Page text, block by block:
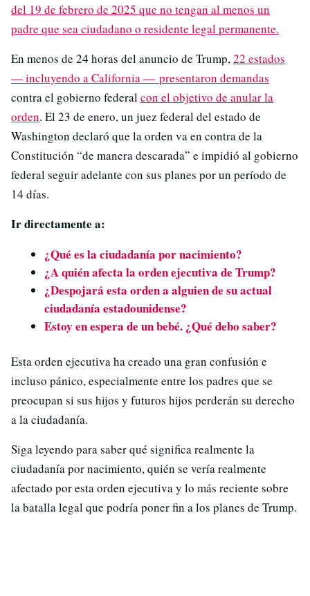
del 19 de febrero de 2025 que no tengan al menos un
padre que sea ciudadano o residente legal permanente.
En menos de 24 horas del anuncio de Trump,22 estados
— incluyendo a California — presentaron demandas
contra el gobierno federalcon el objetivo de anular la
orden. El 23 de enero, un juez federal del estado de
Washington declaró que la orden va en contra de la
Constitución “de manera descarada” e impidió al gobierno
federal seguir adelante con sus planes por un período de
14 días.
Ir directamente a:
¿Qué es la ciudadanía por nacimiento?
¿A quién afecta la orden ejecutiva de Trump?
¿Despojará esta orden a alguien de su actual
ciudadanía estadounidense?
Estoy en espera de un bebé. ¿Qué debo saber?
Esta orden ejecutiva ha creado una gran confusión e
incluso pánico, especialmente entre los padres que se
preocupan si sus hijos y futuros hijos perderán su derecho
a la ciudadanía.
Siga leyendo para saber qué significa realmente la
ciudadanía por nacimiento, quién se vería realmente
afectado por esta orden ejecutiva y lo más reciente sobre
la batalla legal que podría poner fin a los planes de Trump.